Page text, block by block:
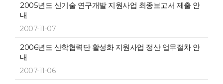
2005년도 신기술 연구개발 지원사업 최종보고서 제출 안
내
2007-11-07
2006년도 산학협력단 활성화 지원사업 정산 업무절차 안
내
2007-11-06